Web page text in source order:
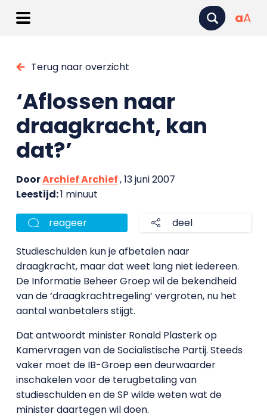
aA
Terug naar overzicht
‘Aflossen naar
draagkracht, kan
dat?’
DoorArchief Archief, 13 juni 2007
Leestijd:1 minuut
reageer deel
Studieschulden kun je afbetalen naar
draagkracht, maar dat weet lang niet iedereen.
De Informatie Beheer Groep wil de bekendheid
van de ‘draagkrachtregeling’ vergroten, nu het
aantal wanbetalers stijgt.
Dat antwoordt minister Ronald Plasterk op
Kamervragen van de Socialistische Partij. Steeds
vaker moet de IB-Groep een deurwaarder
inschakelen voor de terugbetaling van
studieschulden en de SP wilde weten wat de
minister daartegen wil doen.